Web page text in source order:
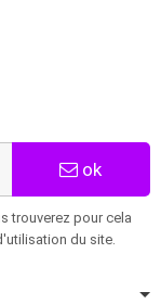
ok
trouverez pour cela
du site.